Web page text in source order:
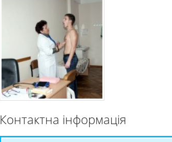
Контактна інформація